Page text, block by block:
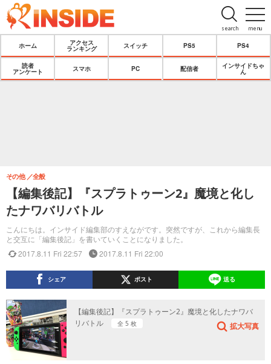
menu
search
ホーム
アクセス
ランキング
スイッチ PS5 PS4
読者
アンケート
スマホ PC 配信者
インサイドちゃ
ん
【編集後記】『スプラトゥーン2』魔境と化し
たナワバリバトル
こんにちは。インサイド編集部のすえながです。突然ですが、これから編集長
と交互に「編集後記」を書いていくことになりました。
その他 全般
2017.8.11 Fri 22:57 2017.8.11 Fri 22:00
シェア ポスト 送る
【編集後記】『スプラトゥーン2』魔境と化したナワバ
リバトル
全 5 枚 拡大写真